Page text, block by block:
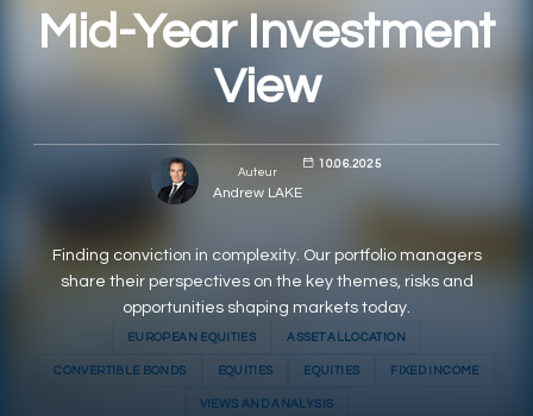
CAPACITÉS
Mid-Year Investment
View
Auteur
Andrew LAKE
10.06.2025
Finding conviction in complexity. Our portfolio managers
share their perspectives on the key themes, risks and
opportunities shaping markets today.
EUROPEAN EQUITIES ASSET ALLOCATION
CONVERTIBLE BONDS EQUITIES EQUITIES FIXED INCOME
VIEWS AND ANALYSIS